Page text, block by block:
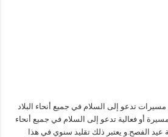
تدعو إلى السلام في جميع أنحاء البلاد
من المقرر تنظيم حوالي 70 مسيرة أو فعالية تدعو إلى السلام في جميع أنحاء
عيد الفصح.و يعتبر ذلك تقليد سنوي في هذا